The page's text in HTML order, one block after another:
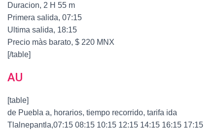
Duracion, 2 H 55 m
Primera salida, 07:15
Ultima salida, 18:15
Precio màs barato, $ 220 MNX
[/table]
AU
[table]
de Puebla a, horarios, tiempo recorrido, tarifa ida
Tlalnepantla,07:15 08:15 10:15 12:15 14:15 16:15 17:15